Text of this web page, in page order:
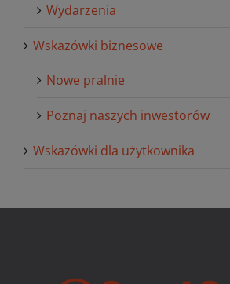
Wydarzenia
Wskazówki biznesowe
Nowe pralnie
Poznaj naszych inwestorów
Wskazówki dla użytkownika